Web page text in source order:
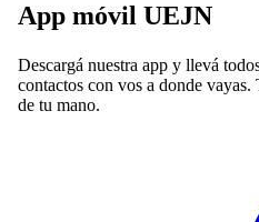
App móvil UEJN
Descargá nuestra app y llevá
contactos con vos a donde
de tu mano.